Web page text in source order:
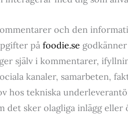
och den
på foodie.se
själv i kommentarer,
kanaler, samarbeten,
hos tekniska
sker olagliga inlägg